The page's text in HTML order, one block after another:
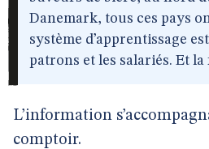
Danemark, tous ces pays
système d’apprentissage
patrons et les salariés. Et
L’information
comptoir.